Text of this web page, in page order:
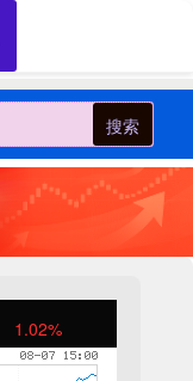
搜索
1.02%